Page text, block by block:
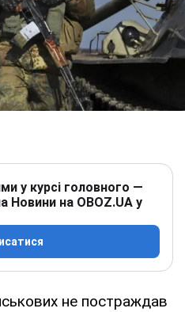
у курсі головного —
Новини на OBOZ.UA у
не постраждав